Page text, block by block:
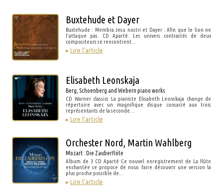
Buxtehude et Dayer
Buxtehude : Membra Jesu nostri et Dayer : Afin que le lion ne
l’attaque pas. CD Aparté. Les univers contrastés de deux
compositeurs se rencontrent…
▸ Lire l’article
Elisabeth Leonskaja
Berg, Schoenberg and Webern piano works
CD Warner classics La pianiste Elisabeth Leonskaja change de
répertoire avec un magnifique disque consacré aux trois
représentants de la seconde…
▸ Lire l’article
Orchester Nord, Martin Wahlberg
Mozart : Die Zauberflöte
Album de 3 CD Aparté Ce nouvel enregistrement de La flûte
enchantée se propose de nous faire découvrir une version la
plus proche possible de…
▸ Lire l’article